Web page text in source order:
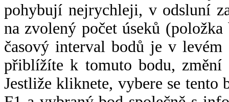
pohybují nejrychleji, v odsluní
na zvolený počet úseků
časový interval bodů je v
přiblížíte k tomuto bodu,
Jestliže kliknete, vybere se tento